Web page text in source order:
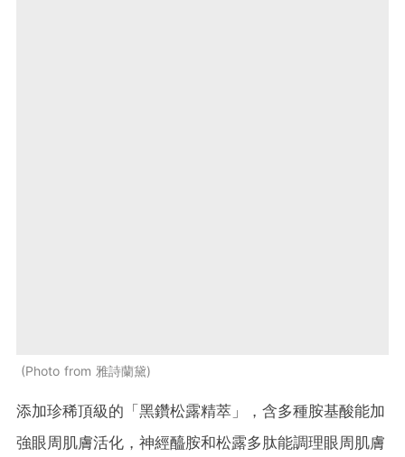
Photo from 雅詩蘭黛
添加珍稀頂級的「黑鑽松露精萃」，含多種胺基酸能加
強眼周肌膚活化，神經醯胺和松露多肽能調理眼周肌膚